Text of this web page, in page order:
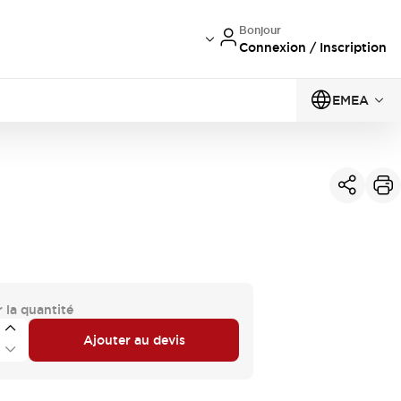
Bonjour
Connexion / Inscription
EMEA
la quantité
Ajouter au devis